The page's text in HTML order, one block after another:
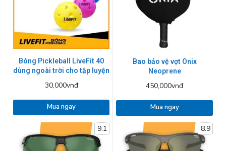
Bóng Pickleball LiveFit 40
dùng ngoài trời cho tập luyện
30,000vnđ
Mua ngay
Bao bảo vệ vợt Onix
Neoprene
450,000vnđ
Mua ngay
9.1 8.9